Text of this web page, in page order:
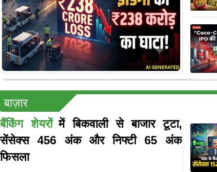
बाज़ार
बैंकिंग शेयरों में बिकवाली से बाजार टूटा,
सेंसेक्स 456 अंक और निफ्टी 65 अंक
फिसला